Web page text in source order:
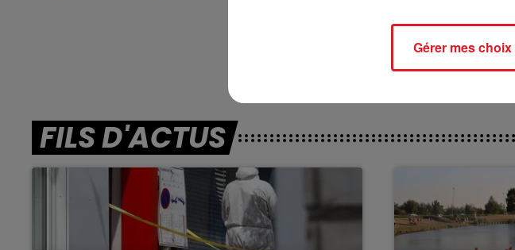
En direct des pistes :
FILS D'ACTUS
Gérer mes choix